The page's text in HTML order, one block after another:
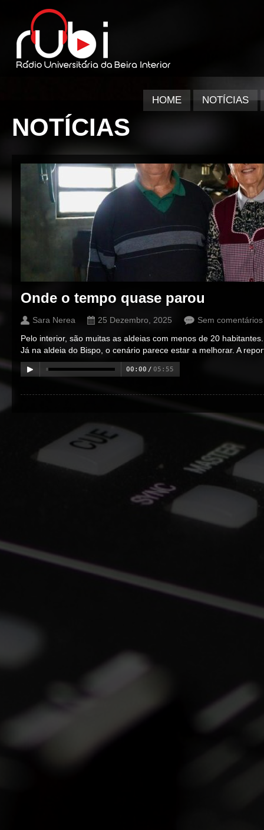
HOME NOTÍCIAS
NOTÍCIAS
Onde o tempo quase parou
Sara Nerea 25 Dezembro, 2025
Sem comentários
Pelo interior, são muitas as aldeias com menos de 20
Já na aldeia do Bispo, o cenário parece estar a melhorar. A
00:00 / 05:55
00:00 / 00:00